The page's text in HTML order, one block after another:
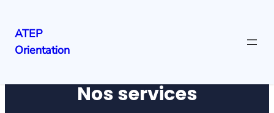
ATEP
Orientation
Nos services